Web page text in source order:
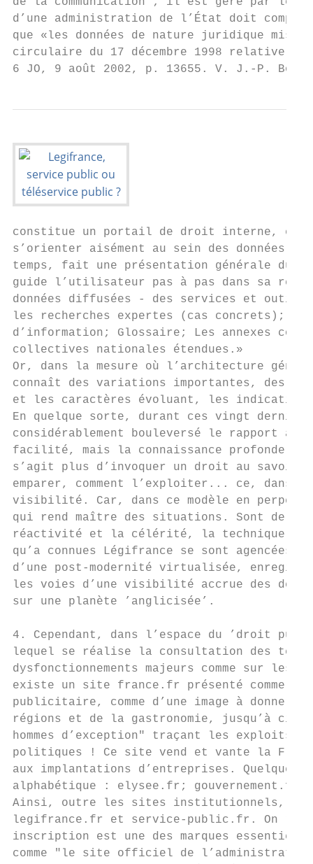
d’une administration de l’État doit
que «les données de nature juridique
circulaire du 17 décembre 1998 relative
6 JO, 9 août 2002, p. 13655. V. J.-P.
constitue un portail de droit interne,
s’orienter aisément au sein des données
temps, fait une présentation générale
guide l’utilisateur pas à pas dans sa
données diffusées - des services et outils
les recherches expertes (cas concrets);
d’information; Glossaire; Les annexes
collectives nationales étendues.»
Or, dans la mesure où l’architecture
connaît des variations importantes, des
et les caractères évoluant, les
En quelque sorte, durant ces vingt
considérablement bouleversé le rapport
facilité, mais la connaissance profonde
s’agit plus d’invoquer un droit au savoir,
emparer, comment l’exploiter... ce, dans
visibilité. Car, dans ce modèle en
qui rend maître des situations. Sont de
réactivité et la célérité, la technique de
qu’a connues Légifrance se sont
d’une post-modernité virtualisée,
les voies d’une visibilité accrue des
sur une planète ’anglicisée’.
4. Cependant, dans l’espace du ’droit
lequel se réalise la consultation des
dysfonctionnements majeurs comme sur les
existe un site france.fr présenté comme
publicitaire, comme d’une image à donner
régions et de la gastronomie, jusqu’à
hommes d’exception" traçant les exploits
politiques ! Ce site vend et vante la
aux implantations d’entreprises.
alphabétique : elysee.fr;
Ainsi, outre les sites institutionnels,
legifrance.fr et service-public.fr. On
inscription est une des marques
comme "le site officiel de